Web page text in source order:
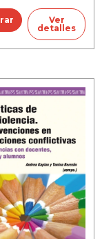
Ver
detalles